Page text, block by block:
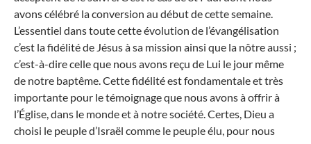
avons célébré la conversion au début de cette semaine.
L’essentiel dans toute cette évolution de l’évangélisation
c’est la fidélité de Jésus à sa mission ainsi que la nôtre aussi ;
c’est-à-dire celle que nous avons reçu de Lui le jour même
de notre baptême.Cette fidélité est fondamentale et très
importante pour le témoignage que nous avons à offrir à
l’Église, dans le monde et à notre société. Certes, Dieu a
choisi le peuple d’Israël comme le peuple élu, pour nous